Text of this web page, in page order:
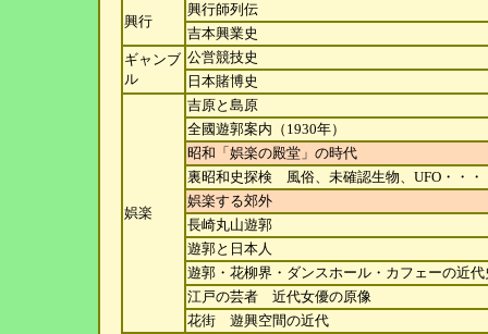
興行
興行師列伝
吉本興業史
ギャンブ
ル
公営競技史
日本賭博史
娯楽
吉原と島原
全國遊郭案内（1930年）
昭和「娯楽の殿堂」の時代
裏昭和史探検 風俗、未確認生物、UFO・・・
娯楽する郊外
長崎丸山遊郭
遊郭と日本人
遊郭・花柳界・ダンスホール・カフェーの近代
江戸の芸者 近代女優の原像
花街 遊興空間の近代